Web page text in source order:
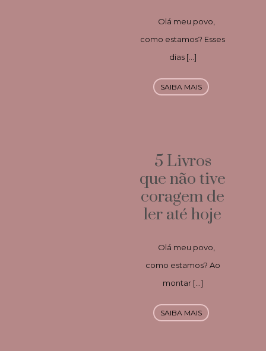
Olá meu povo,
como estamos? Esses
dias […]
SAIBA MAIS
5 Livros
que não tive
coragem de
ler até hoje
Olá meu povo,
como estamos? Ao
montar […]
SAIBA MAIS